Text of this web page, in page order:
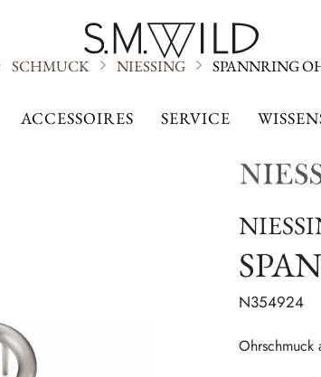
ACCESSOIRES SERVICE
SCHMUCK NIESSING SPANNRING
N354924
Ohrschmuck